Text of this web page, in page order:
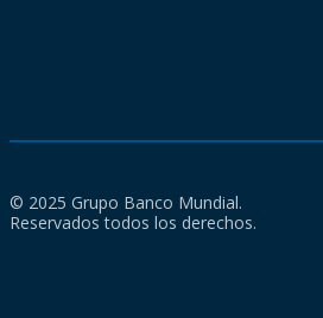
© 2025 Grupo Banco Mundial.
Reservados todos los derechos.